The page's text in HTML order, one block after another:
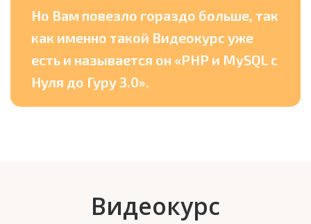
Но Вам повезло гораздо больше, так
как именно такой Видеокурс уже
есть и называется он «PHP и MySQL с
Нуля до Гуру 3.0».
Видеокурс